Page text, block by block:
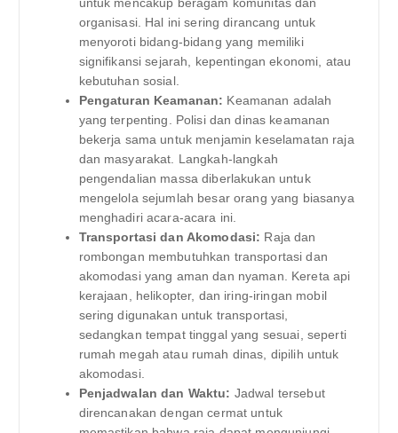
untuk mencakup beragam komunitas dan
organisasi. Hal ini sering dirancang untuk
menyoroti bidang-bidang yang memiliki
signifikansi sejarah, kepentingan ekonomi, atau
kebutuhan sosial.
Pengaturan Keamanan: Keamanan adalah
yang terpenting. Polisi dan dinas keamanan
bekerja sama untuk menjamin keselamatan raja
dan masyarakat. Langkah-langkah
pengendalian massa diberlakukan untuk
mengelola sejumlah besar orang yang biasanya
menghadiri acara-acara ini.
Transportasi dan Akomodasi: Raja dan
rombongan membutuhkan transportasi dan
akomodasi yang aman dan nyaman. Kereta api
kerajaan, helikopter, dan iring-iringan mobil
sering digunakan untuk transportasi,
sedangkan tempat tinggal yang sesuai, seperti
rumah megah atau rumah dinas, dipilih untuk
akomodasi.
Penjadwalan dan Waktu: Jadwal tersebut
direncanakan dengan cermat untuk